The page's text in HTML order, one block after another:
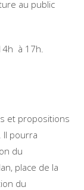
au public
à 17h.
et propositions
Il pourra
du
place de la
du